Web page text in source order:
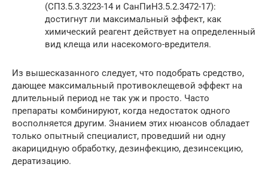
(СП3.5.3.3223-14 и СанПиН3.5.2.3472-17):
достигнут ли максимальный эффект, как
химический реагент действует на определенный
вид клеща или насекомого-вредителя.
Из вышесказанного следует, что подобрать средство,
дающее максимальный противоклещевой эффект на
длительный период не так уж и просто. Часто
препараты комбинируют, когда недостаток одного
восполняется другим. Знанием этих нюансов обладает
только опытный специалист, проведший ни одну
акарицидную обработку, дезинфекцию, дезинсекцию,
дератизацию.